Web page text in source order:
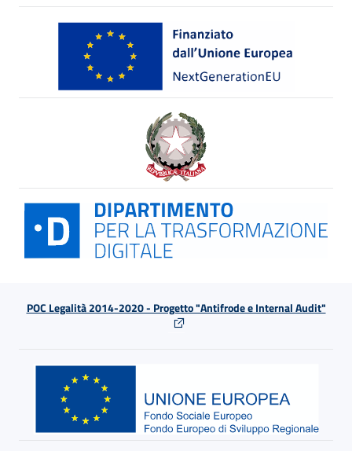
POC Legalità 2014-2020 - Progetto "Antifrode e Internal Audit"